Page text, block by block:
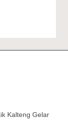
Kalteng Gelar